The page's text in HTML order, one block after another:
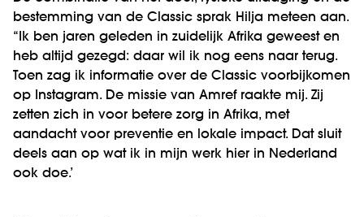
bestemming van de Classic sprak Hilja meteen aan.
“Ik ben jaren geleden in zuidelijk Afrika geweest en
heb altijd gezegd: daar wil ik nog eens naar terug.
Toen zag ik informatie over de Classic voorbijkomen
op Instagram. De missie van Amref raakte mij. Zij
zetten zich in voor betere zorg in Afrika, met
aandacht voor preventie en lokale impact. Dat sluit
deels aan op wat ik in mijn werk hier in Nederland
ook doe.’